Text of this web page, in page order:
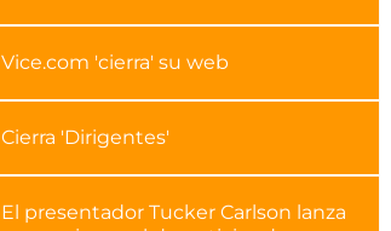
Vice.com 'cierra' su web
Cierra 'Dirigentes'
El presentador Tucker Carlson lanza